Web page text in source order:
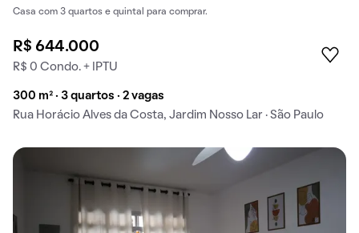
Casa com 3 quartos e quintal para comprar.
R$ 644.000
R$ 0 Condo. + IPTU
300 m² · 3 quartos · 2 vagas
Rua Horácio Alves da Costa, Jardim Nosso Lar · São Paulo